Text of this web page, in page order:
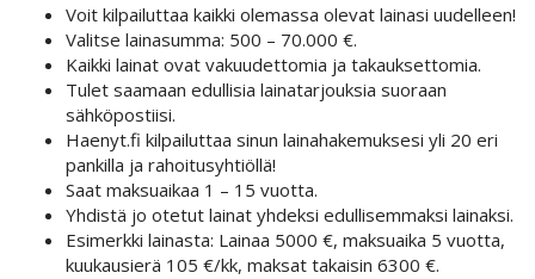
Voit kilpailuttaa kaikki olemassa olevat lainasi uudelleen!
Valitse lainasumma: 500 – 70.000 €.
Kaikki lainat ovat vakuudettomia ja takauksettomia.
Tulet saamaan edullisia lainatarjouksia suoraan
sähköpostiisi.
Haenyt.fi kilpailuttaa sinun lainahakemuksesi yli 20 eri
pankilla ja rahoitusyhtiöllä!
Saat maksuaikaa 1 – 15 vuotta.
Yhdistä jo otetut lainat yhdeksi edullisemmaksi lainaksi.
Esimerkki lainasta: Lainaa 5000 €, maksuaika 5 vuotta,
kuukausierä 105 €/kk, maksat takaisin 6300 €.